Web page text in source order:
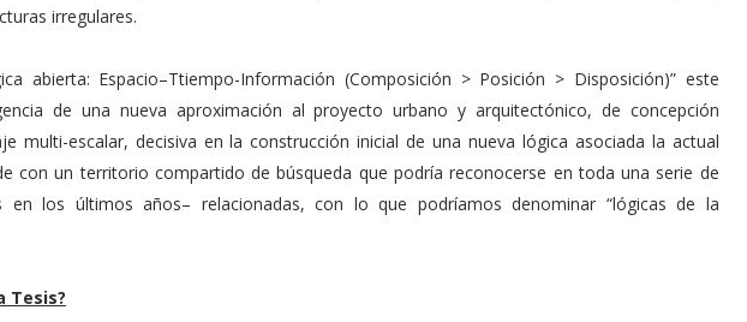
irregulares.
abierta: Espacio–Ttiempo-Información (Composición > Posición > Disposición)” este
de una nueva aproximación al proyecto urbano y arquitectónico, de concepción
multi-escalar, decisiva en la construcción inicial de una nueva lógica asociada la actual
con un territorio compartido de búsqueda que podría reconocerse en toda una serie de
en los últimos años– relacionadas, con lo que podríamos denominar “lógicas de la
Tesis?